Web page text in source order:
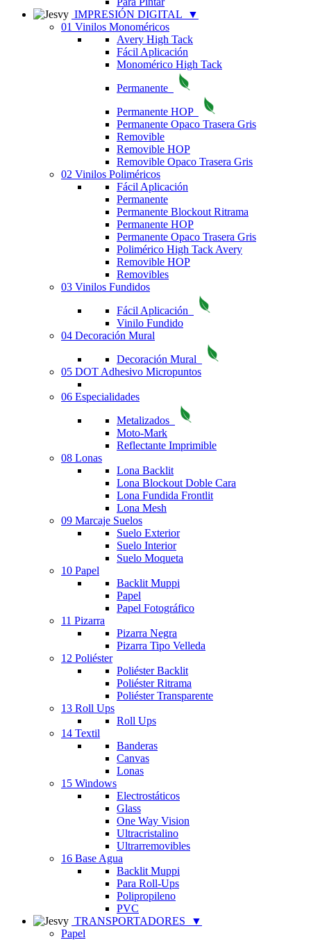
IMPRESIÓN DIGITAL
▼
01 Vinilos Monoméricos
Avery High Tack
Fácil Aplicación
Monomérico High Tack
Permanente
Permanente HOP
Permanente Opaco Trasera Gris
Removible
Removible HOP
Removible Opaco Trasera Gris
02 Vinilos Poliméricos
Fácil Aplicación
Permanente
Permanente Blockout Ritrama
Permanente HOP
Permanente Opaco Trasera Gris
Polimérico High Tack Avery
Removible HOP
Removibles
03 Vinilos Fundidos
Fácil Aplicación
Vinilo Fundido
04 Decoración Mural
Decoración Mural
05 DOT Adhesivo Micropuntos
06 Especialidades
Metalizados
Moto-Mark
Reflectante Imprimible
08 Lonas
Lona Backlit
Lona Blockout Doble Cara
Lona Fundida Frontlit
Lona Mesh
09 Marcaje Suelos
Suelo Exterior
Suelo Interior
Suelo Moqueta
10 Papel
Backlit Muppi
Papel
Papel Fotográfico
11 Pizarra
Pizarra Negra
Pizarra Tipo Velleda
12 Poliéster
Poliéster Backlit
Poliéster Ritrama
Poliéster Transparente
13 Roll Ups
Roll Ups
14 Textil
Banderas
Canvas
Lonas
15 Windows
Electrostáticos
Glass
One Way Vision
Ultracristalino
Ultrarremovibles
16 Base Agua
Backlit Muppi
Para Roll-Ups
Polipropileno
PVC
TRANSPORTADORES
▼
Papel